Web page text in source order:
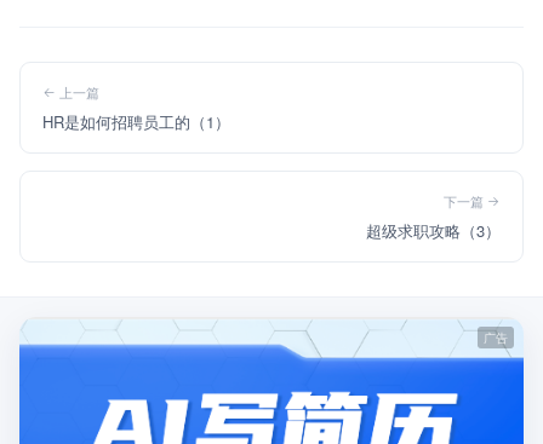
上一篇
HR是如何招聘员工的（1）
下一篇
超级求职攻略（3）